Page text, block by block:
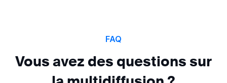
FAQ
Vous avez des questions sur